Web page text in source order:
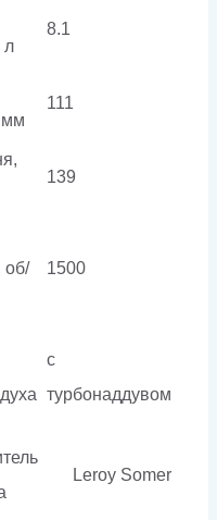
л
8.1
мм
111
139
об/
1500
с
турбонаддувом
Leroy Somer